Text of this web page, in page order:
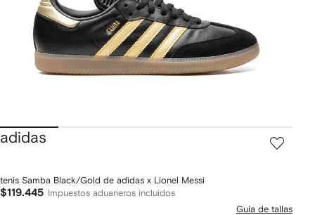
adidas
tenis Samba Black/Gold de adidas x Lionel Messi
$119.445
Impuestos aduaneros incluidos
Guía de tallas